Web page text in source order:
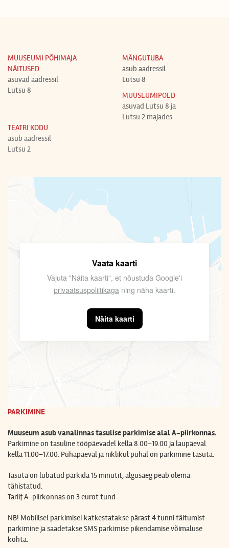
MUUSEUMI PÕHIMAJA
NÄITUSED
asuvad aadressil
Lutsu 8
MÄNGUTUBA
asub aadressil
Lutsu 8
MUUSEUMIPOED
asuvad Lutsu 8 ja
Lutsu 2 majades
TEATRI KODU
asub aadressil
Lutsu 2
Vaata kaarti
Vajuta "Näita kaarti", et nõustuda Google'i
privaatsuspoliitikaga ning näha kaarti.
Näita kaarti
PARKIMINE
Muuseum asub vanalinnas tasulise parkimise alal A-piirkonnas.
Parkimine on tasulinetööpäevadel kella 8.00–19.00 ja laupäeval
kella 11.00–17.00. Pühapäeval ja riiklikul pühal on parkimine tasuta.
Tasuta on lubatud parkida 15 minutit, algusaeg peab olema
tähistatud.
Tariif A-piirkonnas on 3 eurot tund
NB! Mobiilsel parkimisel katkestatakse pärast 4 tunni täitumist
parkimine ja saadetakse SMS parkimise pikendamise võimaluse
kohta.